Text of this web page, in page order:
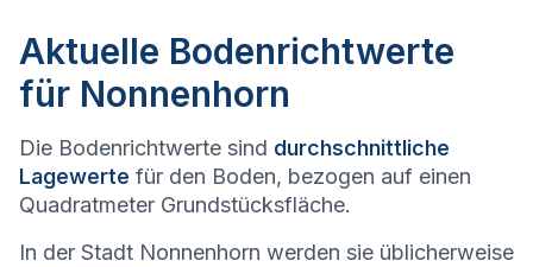
Aktuelle Bodenrichtwerte
für Nonnenhorn
Die Bodenrichtwerte sind durchschnittliche
Lagewerte für den Boden, bezogen auf einen
Quadratmeter Grundstücksfläche.
In der Stadt Nonnenhorn werden sie üblicherweise